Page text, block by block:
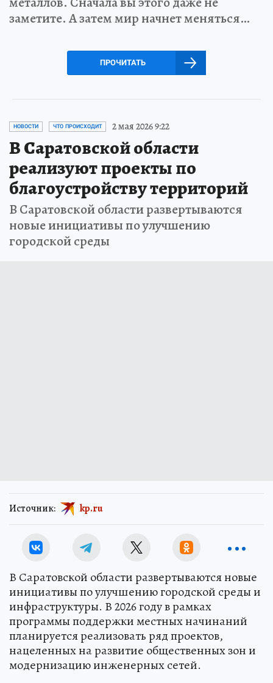
заметите. А затем мир начнет меняться…
ПРОЧИТАТЬ
НОВОСТИ ЧТО ПРОИСХОДИТ 2 мая 2026 9:22
В Саратовской области
реализуют проекты по
благоустройству территорий
В Саратовской области развертываются
новые инициативы по улучшению
городской среды
Источник: kp.ru
В Саратовской области развертываются новые
инициативы по улучшению городской среды и
инфраструктуры. В 2026 году в рамках
программы поддержки местных начинаний
планируется реализовать ряд проектов,
нацеленных на развитие общественных зон и
модернизацию инженерных сетей.